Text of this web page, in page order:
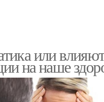
или
на наше